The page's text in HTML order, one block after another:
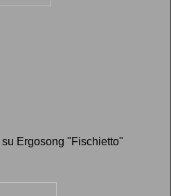
Ergosong "Fischietto"